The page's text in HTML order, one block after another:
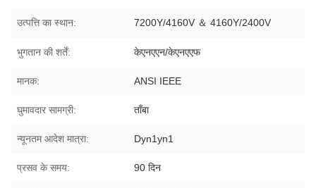
उत्पत्ति का स्थान: 7200Y/4160V ＆ 4160Y/2400V
भुगतान की शर्तें: केएनएएन/केएनएएफ
मानक: ANSI IEEE
घुमावदार सामग्री: ताँबा
न्यूनतम आदेश मात्रा: Dyn1yn1
प्रसव के समय: 90 दिन